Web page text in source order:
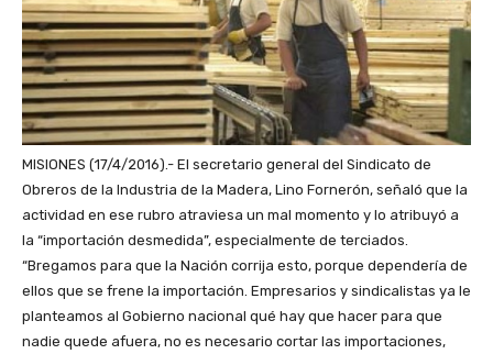
MISIONES (17/4/2016).- El secretario general del Sindicato de
Obreros de la Industria de la Madera, Lino Fornerón, señaló que la
actividad en ese rubro atraviesa un mal momento y lo atribuyó a
la “importación desmedida”, especialmente de terciados.
“Bregamos para que la Nación corrija esto, porque dependería de
ellos que se frene la importación. Empresarios y sindicalistas ya le
planteamos al Gobierno nacional qué hay que hacer para que
nadie quede afuera, no es necesario cortar las importaciones,